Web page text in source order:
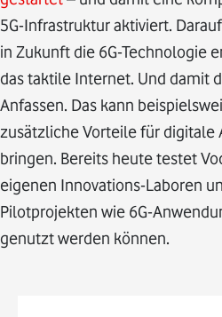
5G-Infrastruktur aktiviert.
in Zukunft die 6G-Technologie
das taktile Internet. Und damit
Anfassen. Das kann
zusätzliche Vorteile für digitale
bringen. Bereits heute testet
eigenen Innovations-Laboren
Pilotprojekten wie 6G-
genutzt werden können.